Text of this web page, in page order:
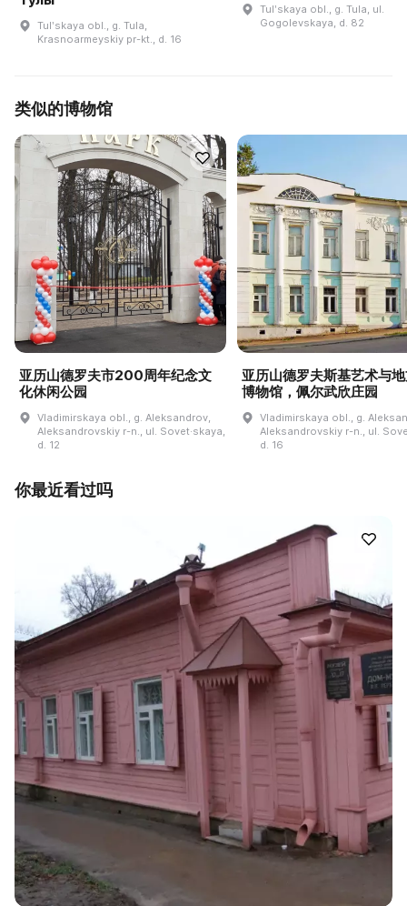
Tulʹskaya obl., g. Tula,
Krasnoarmeyskiy pr-kt., d. 16
Tulʹskaya obl., g. Tula, ul.
Gogolevskaya, d. 82
类似的博物馆
亚历山德罗夫市200周年纪念文
化休闲公园
Vladimirskaya obl., g. Aleksandrov,
Aleksandrovskiy r-n., ul. Sovet·skaya,
d. 12
亚历山德罗夫斯基艺术与
博物馆，佩尔武欣庄园
Vladimirskaya obl., g.
Aleksandrovskiy r-n., ul.
d. 16
你最近看过吗